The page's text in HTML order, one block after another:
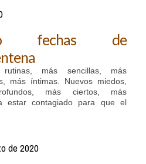
fechas de
rutinas, más sencillas, más
más íntimas. Nuevos miedos,
más ciertos, más
estar contagiado para que el
de 2020